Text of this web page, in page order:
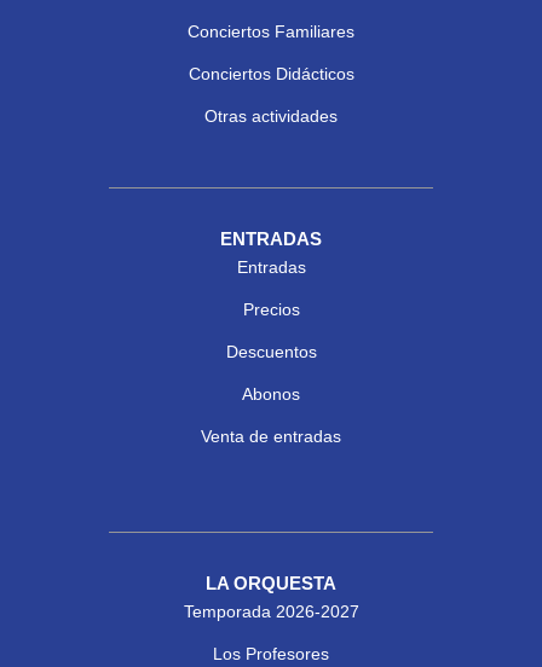
Conciertos Familiares
Conciertos Didácticos
Otras actividades
ENTRADAS
Entradas
Precios
Descuentos
Abonos
Venta de entradas
LA ORQUESTA
Temporada 2026-2027
Los Profesores